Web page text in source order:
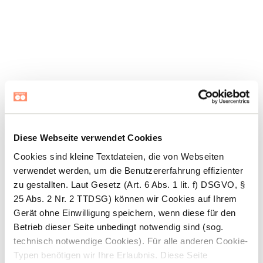
Diese Webseite verwendet Cookies
Cookies sind kleine Textdateien, die von Webseiten
verwendet werden, um die Benutzererfahrung effizienter
zu gestallten. Laut Gesetz (Art. 6 Abs. 1 lit. f) DSGVO, §
25 Abs. 2 Nr. 2 TTDSG) können wir Cookies auf Ihrem
Gerät ohne Einwilligung speichern, wenn diese für den
Betrieb dieser Seite unbedingt notwendig sind (sog.
technisch notwendige Cookies). Für alle anderen Cookie-
Typen benötigen wir Ihre Erlaubnis. Diese Seite
LASS UNS MITEINANDER
REDEN!
*Das Absenden des Formulars stellt keine
verbindliche Reservierung dar, sondern dient
lediglich als Anfrage. Wir melden uns innerhalb
weniger Stunden bei Dir, um alle weiteren Details zu